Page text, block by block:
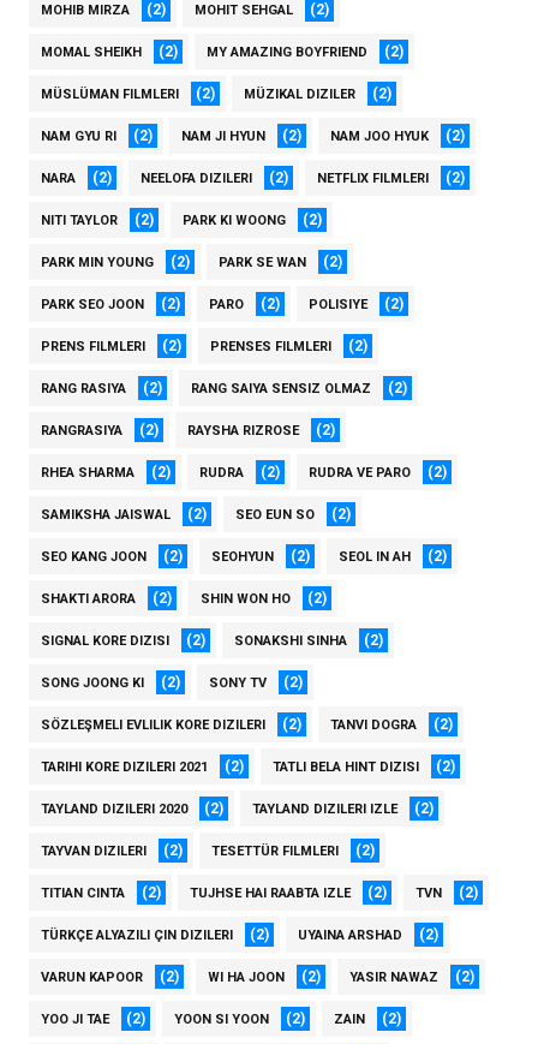
MOHIB MIRZA (2) MOHIT SEHGAL (2)
MOMAL SHEIKH (2) MY AMAZING BOYFRIEND (2)
MÜSLÜMAN FILMLERI (2) MÜZIKAL DIZILER (2)
NAM GYU RI (2) NAM JI HYUN (2) NAM JOO HYUK (2)
NARA (2) NEELOFA DIZILERI (2) NETFLIX FILMLERI (2)
NITI TAYLOR (2) PARK KI WOONG (2)
PARK MIN YOUNG (2) PARK SE WAN (2)
PARK SEO JOON (2) PARO (2) POLISIYE (2)
PRENS FILMLERI (2) PRENSES FILMLERI (2)
RANG RASIYA (2) RANG SAIYA SENSIZ OLMAZ (2)
RANGRASIYA (2) RAYSHA RIZROSE (2)
RHEA SHARMA (2) RUDRA (2) RUDRA VE PARO (2)
SAMIKSHA JAISWAL (2) SEO EUN SO (2)
SEO KANG JOON (2) SEOHYUN (2) SEOL IN AH (2)
SHAKTI ARORA (2) SHIN WON HO (2)
SIGNAL KORE DIZISI (2) SONAKSHI SINHA (2)
SONG JOONG KI (2) SONY TV (2)
SÖZLEŞMELI EVLILIK KORE DIZILERI (2) TANVI DOGRA (2)
TARIHI KORE DIZILERI 2021 (2) TATLI BELA HINT DIZISI (2)
TAYLAND DIZILERI 2020 (2) TAYLAND DIZILERI IZLE (2)
TAYVAN DIZILERI (2) TESETTÜR FILMLERI (2)
TITIAN CINTA (2) TUJHSE HAI RAABTA IZLE (2) TVN (2)
TÜRKÇE ALYAZILI ÇIN DIZILERI (2) UYAINA ARSHAD (2)
VARUN KAPOOR (2) WI HA JOON (2) YASIR NAWAZ (2)
YOO JI TAE (2) YOON SI YOON (2) ZAIN (2)